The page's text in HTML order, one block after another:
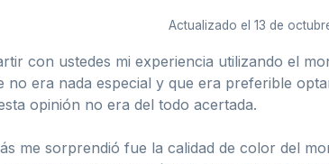
Actualizado el 13 de
con ustedes mi experiencia utilizando el
era nada especial y que era preferible
opinión no era del todo acertada.
me sorprendió fue la calidad de color del